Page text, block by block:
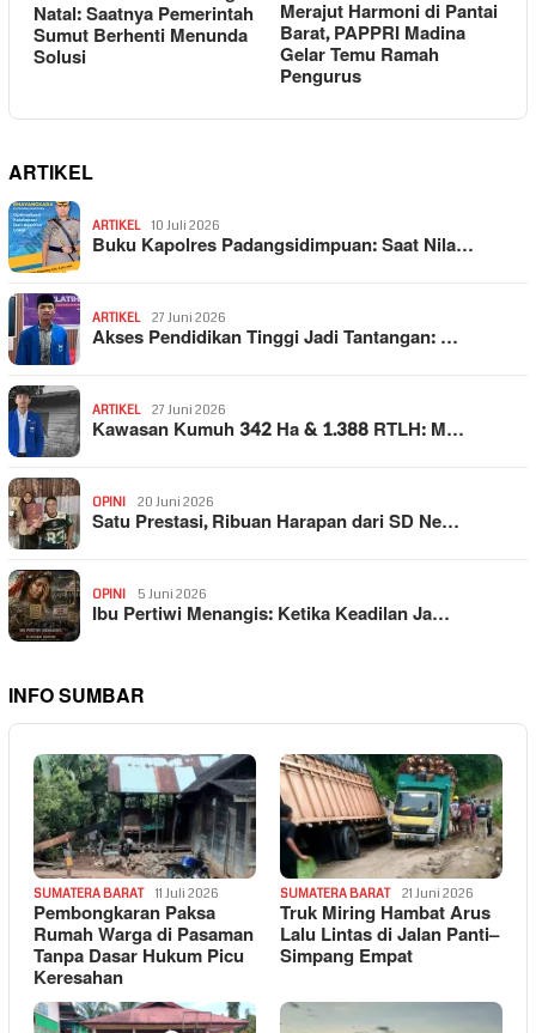
Natal: Saatnya Pemerintah
Sumut Berhenti Menunda
Solusi
Merajut Harmoni di Pantai
Barat, PAPPRI Madina
Gelar Temu Ramah
Pengurus
ARTIKEL
ARTIKEL 10 Juli 2026
Buku Kapolres Padangsidimpuan: Saat Nila…
ARTIKEL 27 Juni 2026
Akses Pendidikan Tinggi Jadi Tantangan: …
ARTIKEL 27 Juni 2026
Kawasan Kumuh 342 Ha & 1.388 RTLH: M…
OPINI 20 Juni 2026
Satu Prestasi, Ribuan Harapan dari SD Ne…
OPINI 5 Juni 2026
Ibu Pertiwi Menangis: Ketika Keadilan Ja…
INFO SUMBAR
SUMATERA BARAT 11 Juli 2026
Pembongkaran Paksa
Rumah Warga di Pasaman
Tanpa Dasar Hukum Picu
Keresahan
SUMATERA BARAT 21 Juni 2026
Truk Miring Hambat Arus
Lalu Lintas di Jalan Panti–
Simpang Empat